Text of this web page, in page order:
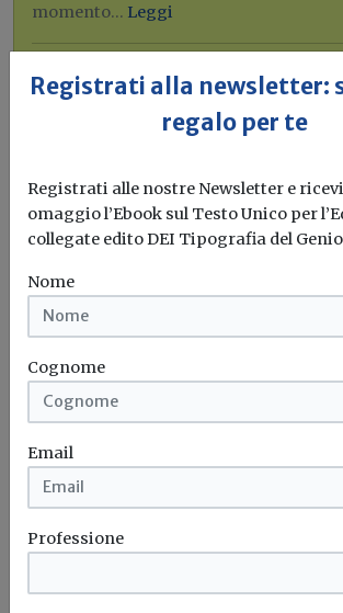
momento... Leggi
Bonus elettrodomestici
spunta il nuovo contributo
rendere la casa più
bonus elettrodomestici, che...Leggi
Potrebbe interessarti
Normativa
Ordinanza di assegnazione
imposta di registro allo 0,5%
Cassazione
dell’atto: l’imposta di registro...
Sicurezza
Registrati alla newsletter:
regalo per te
Registrati alle nostre Newsletter e
omaggio l’Ebook sul Testo Unico per
collegate edito DEI Tipografia del
Nome
Cognome
Email
Professione